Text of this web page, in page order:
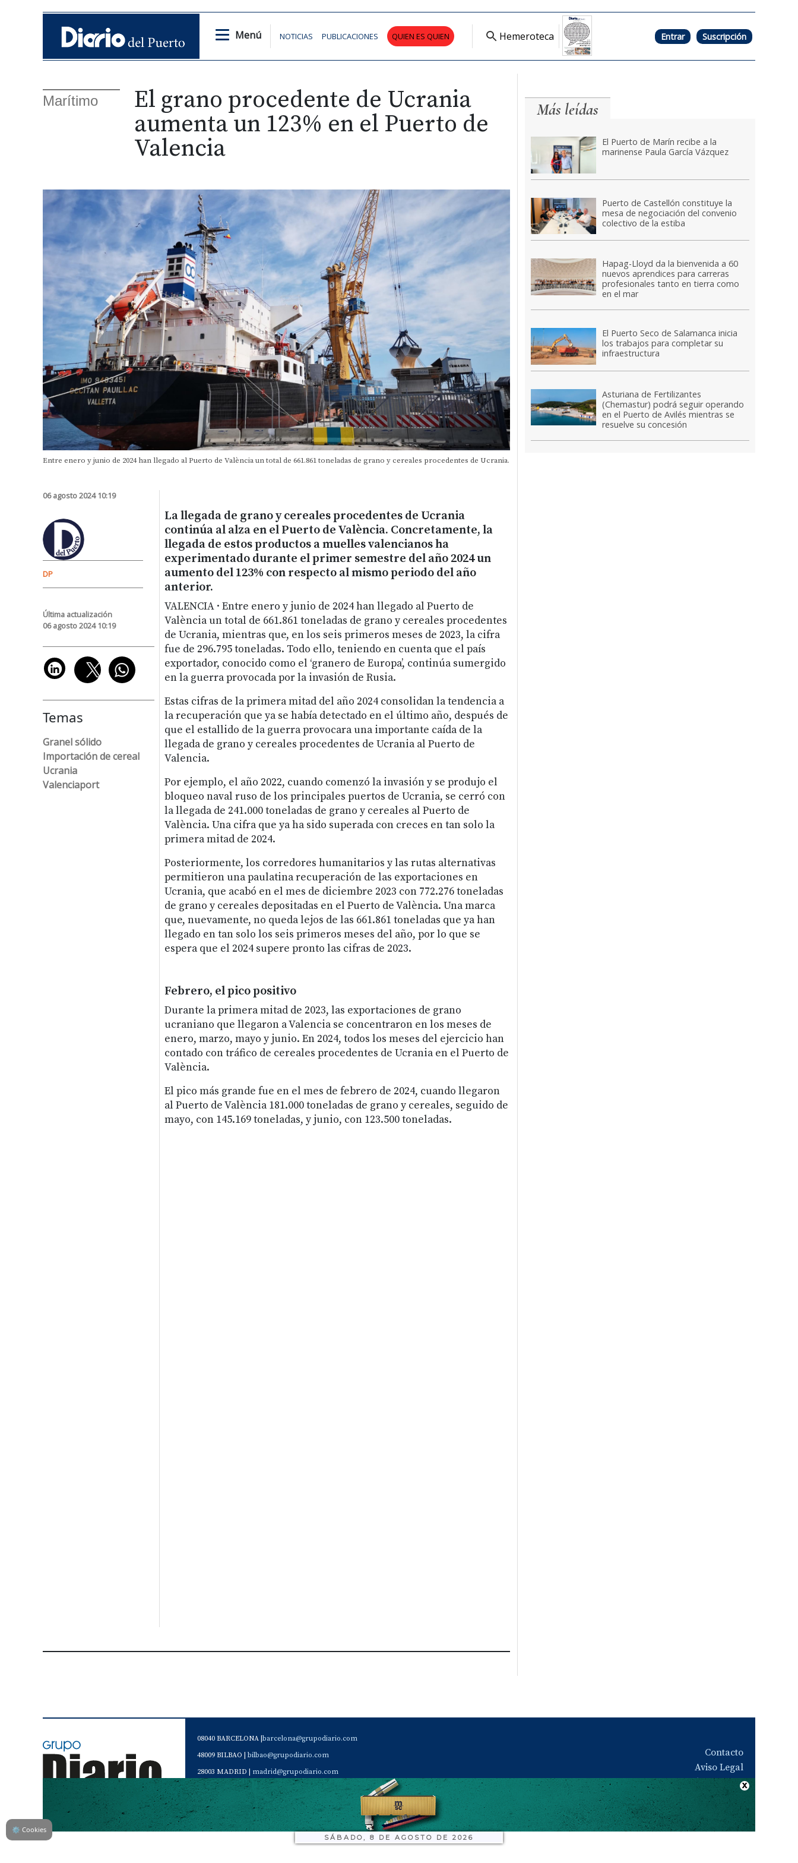
Menú NOTICIAS PUBLICACIONES QUIEN ES QUIEN Hemeroteca Entrar Suscripción
SÁBADO, 8 DE AGOSTO DE 2026
Marítimo
El grano procedente de Ucrania
aumenta un 123% en el Puerto de
Valencia
Entre enero y junio de 2024 han llegado al Puerto de València un total de 661.861 toneladas de grano y cereales procedentes de Ucrania.
06 agosto 2024 10:19
DP
Última actualización
06 agosto 2024 10:19
Temas
Granel sólido
Importación de cereal
Ucrania
Valenciaport
La llegada de grano y cereales procedentes de Ucrania
continúa al alza en el Puerto de València. Concretamente, la
llegada de estos productos a muelles valencianos ha
experimentado durante el primer semestre del año 2024 un
aumento del 123% con respecto al mismo periodo del año
anterior.
VALENCIA · Entre enero y junio de 2024 han llegado al Puerto de
València un total de 661.861 toneladas de grano y cereales procedentes
de Ucrania, mientras que, en los seis primeros meses de 2023, la cifra
fue de 296.795 toneladas. Todo ello, teniendo en cuenta que el país
exportador, conocido como el ‘granero de Europa’, continúa sumergido
en la guerra provocada por la invasión de Rusia.
Estas cifras de la primera mitad del año 2024 consolidan la tendencia a
la recuperación que ya se había detectado en el último año, después de
que el estallido de la guerra provocara una importante caída de la
llegada de grano y cereales procedentes de Ucrania al Puerto de
Valencia.
Por ejemplo, el año 2022, cuando comenzó la invasión y se produjo el
bloqueo naval ruso de los principales puertos de Ucrania, se cerró con
la llegada de 241.000 toneladas de grano y cereales al Puerto de
València. Una cifra que ya ha sido superada con creces en tan solo la
primera mitad de 2024.
Posteriormente, los corredores humanitarios y las rutas alternativas
permitieron una paulatina recuperación de las exportaciones en
Ucrania, que acabó en el mes de diciembre 2023 con 772.276 toneladas
de grano y cereales depositadas en el Puerto de València. Una marca
que, nuevamente, no queda lejos de las 661.861 toneladas que ya han
llegado en tan solo los seis primeros meses del año, por lo que se
espera que el 2024 supere pronto las cifras de 2023.
Febrero, el pico positivo
Durante la primera mitad de 2023, las exportaciones de grano
ucraniano que llegaron a Valencia se concentraron en los meses de
enero, marzo, mayo y junio. En 2024, todos los meses del ejercicio han
contado con tráfico de cereales procedentes de Ucrania en el Puerto de
València.
El pico más grande fue en el mes de febrero de 2024, cuando llegaron
al Puerto de València 181.000 toneladas de grano y cereales, seguido de
mayo, con 145.169 toneladas, y junio, con 123.500 toneladas.
Más leídas
El Puerto de Marín recibe a la
marinense Paula García Vázquez
Puerto de Castellón constituye la
mesa de negociación del convenio
colectivo de la estiba
Hapag-Lloyd da la bienvenida a 60
nuevos aprendices para carreras
profesionales tanto en tierra como
en el mar
El Puerto Seco de Salamanca inicia
los trabajos para completar su
infraestructura
Asturiana de Fertilizantes
(Chemastur) podrá seguir operando
en el Puerto de Avilés mientras se
resuelve su concesión
08040 BARCELONA | barcelona@grupodiario.com
48009 BILBAO | bilbao@grupodiario.com
28003 MADRID | madrid@grupodiario.com
46120 Alboraya. VALENCIA |
valencia@grupodiario.com
Servicio de Atención al Socio Suscriptor | sas@grupodiario.com
Teléfono de contacto de Diario del Puerto: 96 330 18 32
Contacto
Aviso Legal
Quiénes somos
Política de privacidad
⚙ Cookies